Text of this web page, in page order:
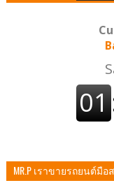
MR.P เราขายรถยนต์มื